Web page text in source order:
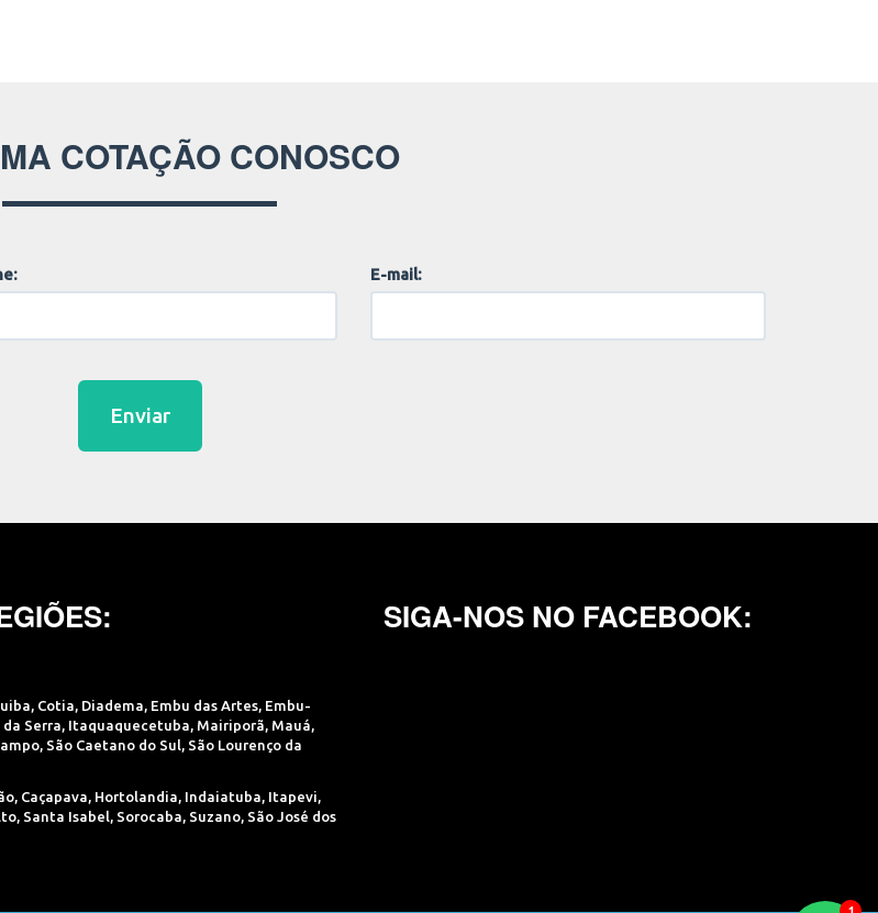
COTAÇÃO CONOSCO
E-mail:
Enviar
, Cotia, Diadema, Embu das Artes, Embu-
Serra, Itaquaquecetuba, Mairiporã, Mauá,
, São Caetano do Sul, São Lourenço da
Caçapava Hortolandia Indaiatuba Itapevi
Santa Isabel Sorocaba Suzano São José dos
SIGA-NOS NO FACEBOOK: